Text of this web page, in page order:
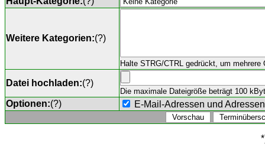
Weitere Kategorien:(?)
Halte STRG/CTRL gedrückt, um mehrere
Datei hochladen:(?)
Die maximale Dateigröße beträgt 100
Optionen:(?) E-Mail-Adressen und